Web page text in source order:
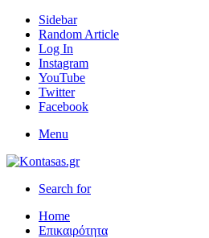
Sidebar
Random Article
Log In
Instagram
YouTube
Twitter
Facebook
Menu
Search for
Home
Επικαιρότητα